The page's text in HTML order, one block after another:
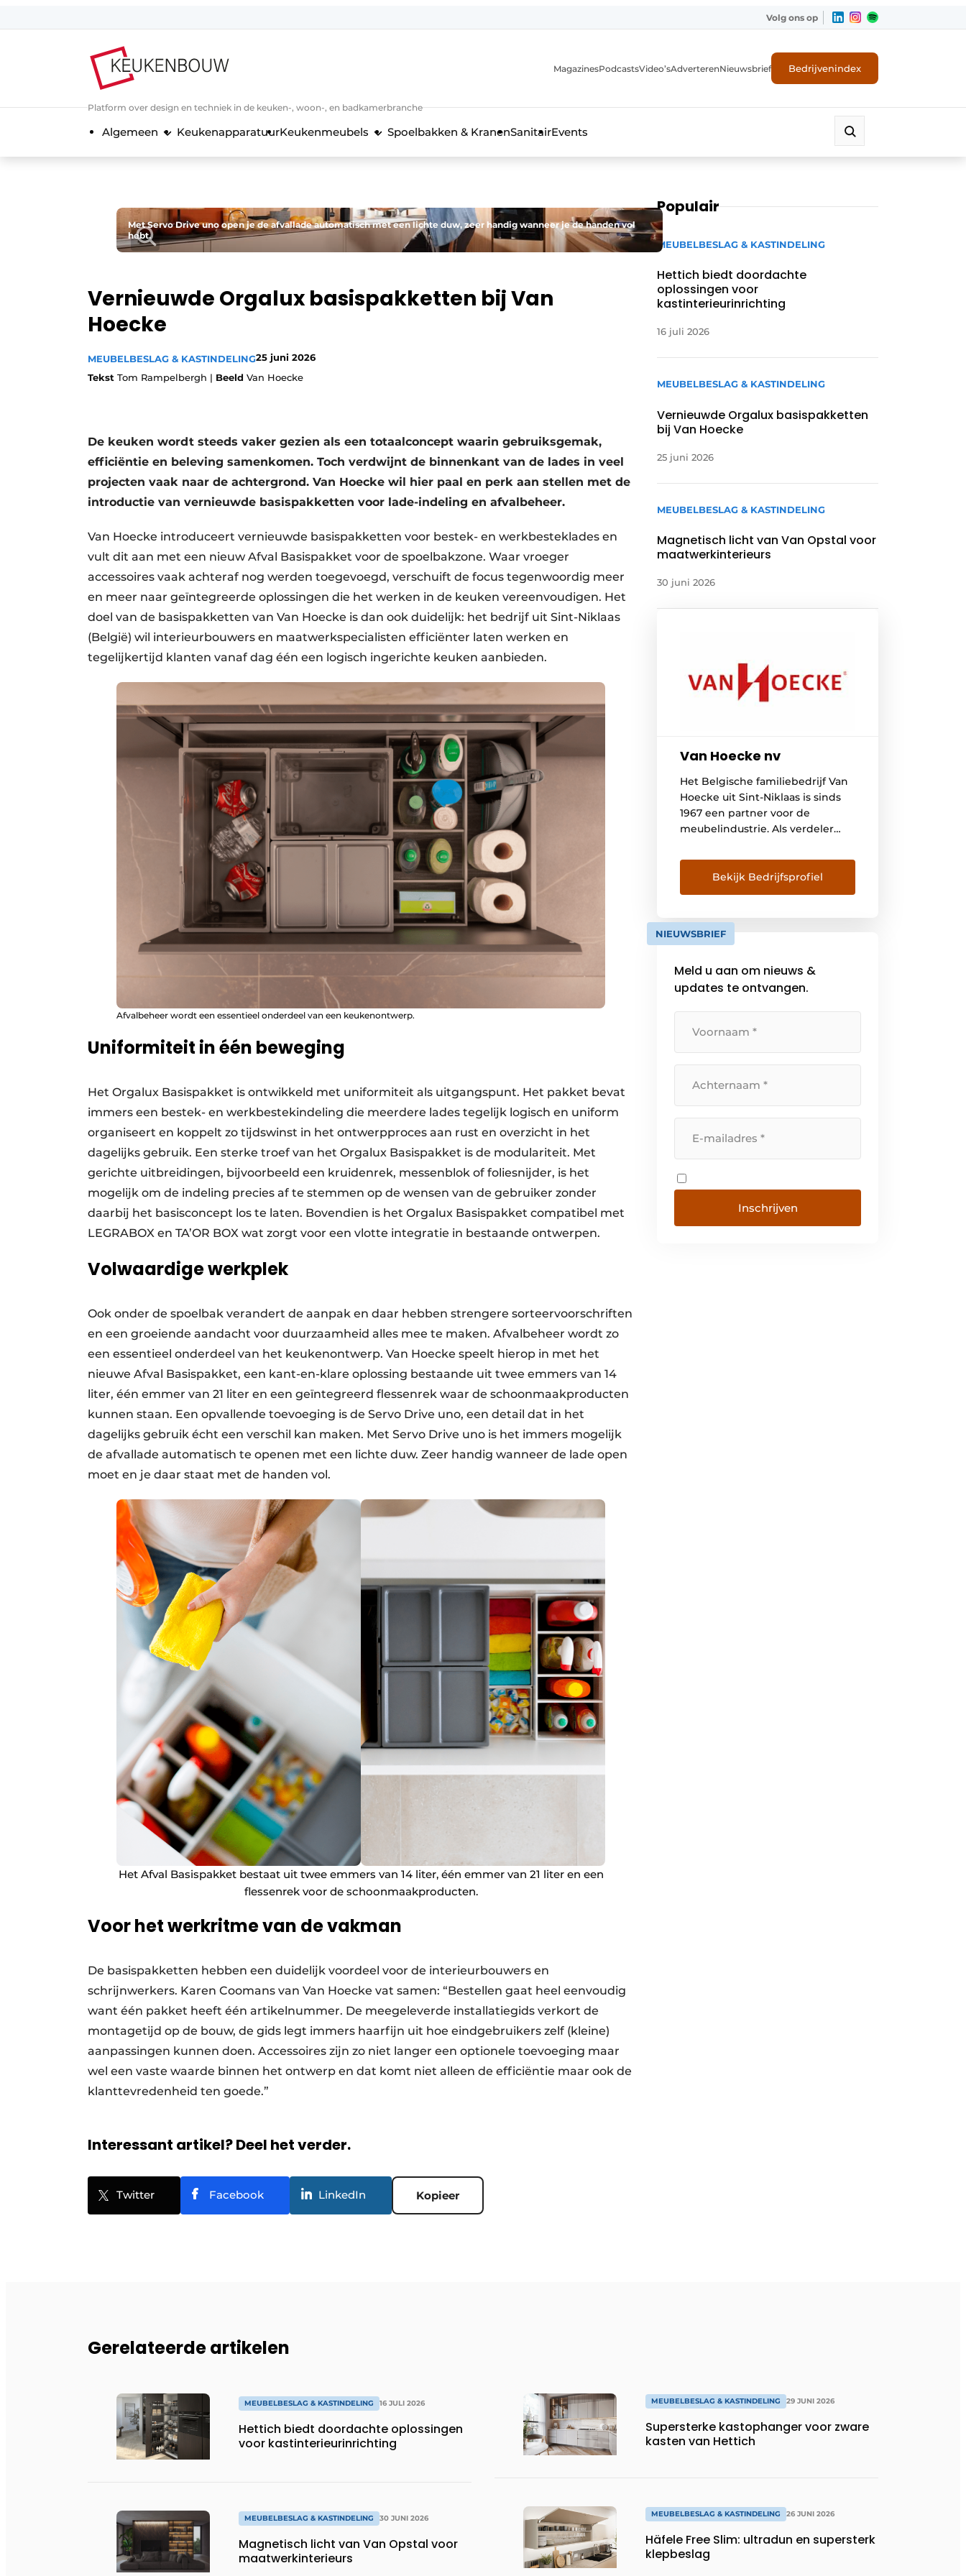
Algemene voorwaarden
Magazine aanvragen
Meest gelezen
Podcasts
Privacy / Cookie statement
Vacatures
Video’s
Volg ons op
Platform over design en techniek in de keuken-, woon-, en badkamerbranche
MagazinesPodcastsVideo’sAdverterenNieuwsbrief Bedrijvenindex
Algemeen KeukenapparatuurKeukenmeubels Spoelbakken & KranenSanitairEvents
Met Servo Drive uno open je de afvallade automatisch met een lichte duw, zeer handig wanneer je de handen vol
hebt.
Vernieuwde Orgalux basispakketten bij Van
Hoecke
MEUBELBESLAG & KASTINDELING25 juni 2026
Tekst Tom Rampelbergh | Beeld Van Hoecke
De keuken wordt steeds vaker gezien als een totaalconcept waarin gebruiksgemak,
efficiëntie en beleving samenkomen. Toch verdwijnt de binnenkant van de lades in veel
projecten vaak naar de achtergrond. Van Hoecke wil hier paal en perk aan stellen met de
introductie van vernieuwde basispakketten voor lade-indeling en afvalbeheer.
Van Hoecke introduceert vernieuwde basispakketten voor bestek- en werkbesteklades en
vult dit aan met een nieuw Afval Basispakket voor de spoelbakzone. Waar vroeger
accessoires vaak achteraf nog werden toegevoegd, verschuift de focus tegenwoordig meer
en meer naar geïntegreerde oplossingen die het werken in de keuken vereenvoudigen. Het
doel van de basispakketten van Van Hoecke is dan ook duidelijk: het bedrijf uit Sint-Niklaas
(België) wil interieurbouwers en maatwerkspecialisten efficiënter laten werken en
tegelijkertijd klanten vanaf dag één een logisch ingerichte keuken aanbieden.
Afvalbeheer wordt een essentieel onderdeel van een keukenontwerp.
Uniformiteit in één beweging
Het Orgalux Basispakket is ontwikkeld met uniformiteit als uitgangspunt. Het pakket bevat
immers een bestek- en werkbestekindeling die meerdere lades tegelijk logisch en uniform
organiseert en koppelt zo tijdswinst in het ontwerpproces aan rust en overzicht in het
dagelijks gebruik. Een sterke troef van het Orgalux Basispakket is de modulariteit. Met
gerichte uitbreidingen, bijvoorbeeld een kruidenrek, messenblok of foliesnijder, is het
mogelijk om de indeling precies af te stemmen op de wensen van de gebruiker zonder
daarbij het basisconcept los te laten. Bovendien is het Orgalux Basispakket compatibel met
LEGRABOX en TA’OR BOX wat zorgt voor een vlotte integratie in bestaande ontwerpen.
Volwaardige werkplek
Ook onder de spoelbak verandert de aanpak en daar hebben strengere sorteervoorschriften
en een groeiende aandacht voor duurzaamheid alles mee te maken. Afvalbeheer wordt zo
een essentieel onderdeel van het keukenontwerp. Van Hoecke speelt hierop in met het
nieuwe Afval Basispakket, een kant-en-klare oplossing bestaande uit twee emmers van 14
liter, één emmer van 21 liter en een geïntegreerd flessenrek waar de schoonmaakproducten
kunnen staan. Een opvallende toevoeging is de Servo Drive uno, een detail dat in het
dagelijks gebruik écht een verschil kan maken. Met Servo Drive uno is het immers mogelijk
de afvallade automatisch te openen met een lichte duw. Zeer handig wanneer de lade open
moet en je daar staat met de handen vol.
Het Afval Basispakket bestaat uit twee emmers van 14 liter, één emmer van 21 liter en een
flessenrek voor de schoonmaakproducten.
Voor het werkritme van de vakman
De basispakketten hebben een duidelijk voordeel voor de interieurbouwers en
schrijnwerkers. Karen Coomans van Van Hoecke vat samen: “Bestellen gaat heel eenvoudig
want één pakket heeft één artikelnummer. De meegeleverde installatiegids verkort de
montagetijd op de bouw, de gids legt immers haarfijn uit hoe eindgebruikers zelf (kleine)
aanpassingen kunnen doen. Accessoires zijn zo niet langer een optionele toevoeging maar
wel een vaste waarde binnen het ontwerp en dat komt niet alleen de efficiëntie maar ook de
klanttevredenheid ten goede.”
Interessant artikel? Deel het verder.
Twitter Facebook LinkedIn Kopieer
Populair
MEUBELBESLAG & KASTINDELING
Hettich biedt doordachte
oplossingen voor
kastinterieurinrichting
16 juli 2026
MEUBELBESLAG & KASTINDELING
Vernieuwde Orgalux basispakketten
bij Van Hoecke
25 juni 2026
MEUBELBESLAG & KASTINDELING
Magnetisch licht van Van Opstal voor
maatwerkinterieurs
30 juni 2026
Van Hoecke nv
Het Belgische familiebedrijf Van
Hoecke uit Sint-Niklaas is sinds
1967 een partner voor de
meubelindustrie. Als verdeler
klapdeursystemen en
ladesystemen van het
Oostenrijkse merk Blum aan
de Benelux, is het al jaren
marktleider. Daarnaast
eigen merk van lade-indelingen
en keukenhulpjes. Sinds 2014
Bekijk Bedrijfsprofiel
NIEUWSBRIEF
Meld u aan om nieuws &
updates te ontvangen.
Inschrijven
Gerelateerde artikelen
MEUBELBESLAG & KASTINDELING 16 JULI 2026
Hettich biedt doordachte oplossingen
voor kastinterieurinrichting
MEUBELBESLAG & KASTINDELING 30 JUNI 2026
Magnetisch licht van Van Opstal voor
maatwerkinterieurs
MEUBELBESLAG & KASTINDELING 29 JUNI 2026
Supersterke kastophanger voor zware
kasten van Hettich
MEUBELBESLAG & KASTINDELING 26 JUNI 2026
Häfele Free Slim: ultradun en supersterk
klepbeslag